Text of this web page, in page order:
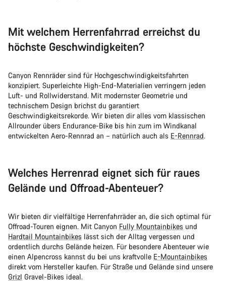
Mit welchem Herrenfahrrad erreichst du
höchste Geschwindigkeiten?
Canyon Rennräder sind für Hochgeschwindigkeitsfahrten
konzipiert. Superleichte High-End-Materialien verringern jeden
Luft- und Rollwiderstand. Mit modernster Geometrie und
technischem Design brichst du garantiert
Geschwindigkeitsrekorde. Wir bieten dir alles vom klassischen
Allrounder übers Endurance-Bike bis hin zum im Windkanal
entwickelten Aero-Rennrad an – natürlich auch als E-Rennrad.
Welches Herrenrad eignet sich für raues
Gelände und Offroad-Abenteuer?
Wir bieten dir vielfältige Herrenfahrräder an, die sich optimal für
Offroad-Touren eignen. Mit Canyon Fully Mountainbikes und
Hardtail Mountainbikes lässt sich der Alltag vergessen und
ordentlich durchs Gelände heizen. Für besondere Abenteuer wie
einen Alpencross kannst du bei uns kraftvolle E-Mountainbikes
direkt vom Hersteller kaufen. Für Straße und Gelände sind unsere
Grizl Gravel-Bikes ideal.